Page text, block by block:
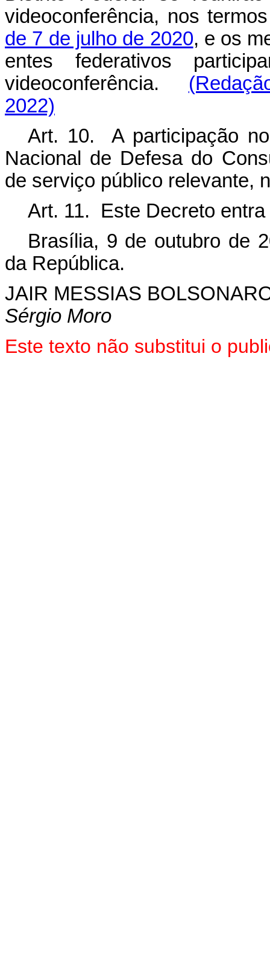
videoconferência, nos
de 7 de julho de 2020, e os
entes federativos
videoconferência.
2022)
Art. 10. A participação
Nacional de Defesa do
de serviço público relevante,
Art. 11. Este Decreto
Brasília, 9 de outubro de
da República.
JAIR MESSIAS
Sérgio Moro
Este texto não substitui o